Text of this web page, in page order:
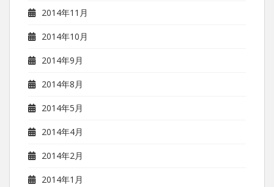
2014年11月
2014年10月
2014年9月
2014年8月
2014年5月
2014年4月
2014年2月
2014年1月